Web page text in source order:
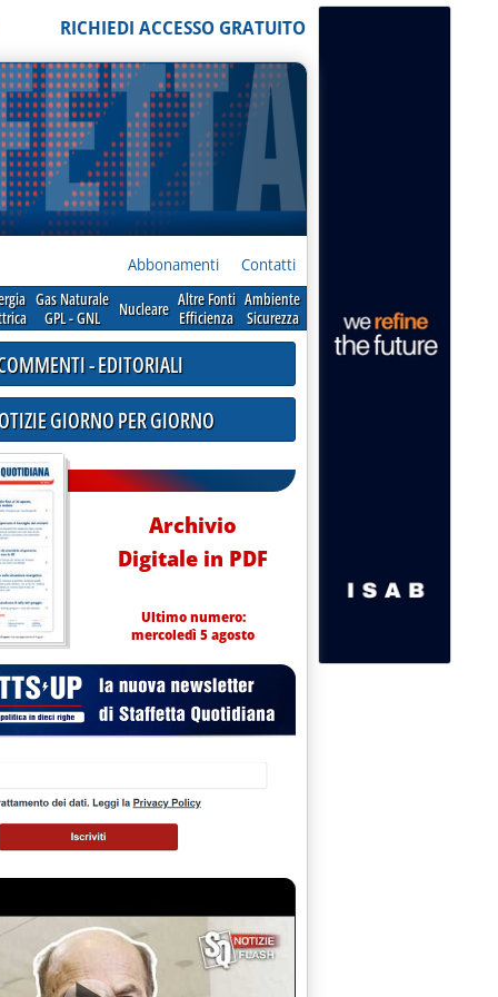
RICHIEDI ACCESSO GRATUITO
Abbonamenti Contatti
Gas Naturale
GPL - GNL
Nucleare Altre Fonti
Efficienza
Ambiente
Sicurezza
- EDITORIALI
GIORNO PER GIORNO
Archivio
Digitale in PDF
Ultimo numero:
mercoledì 5 agosto